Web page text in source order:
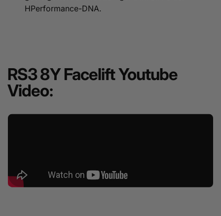
HPerformance-DNA.
RS3 8Y Facelift Youtube
Video: